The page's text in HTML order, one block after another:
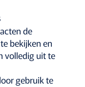
de
bekijken en
volledig uit te
gebruik te